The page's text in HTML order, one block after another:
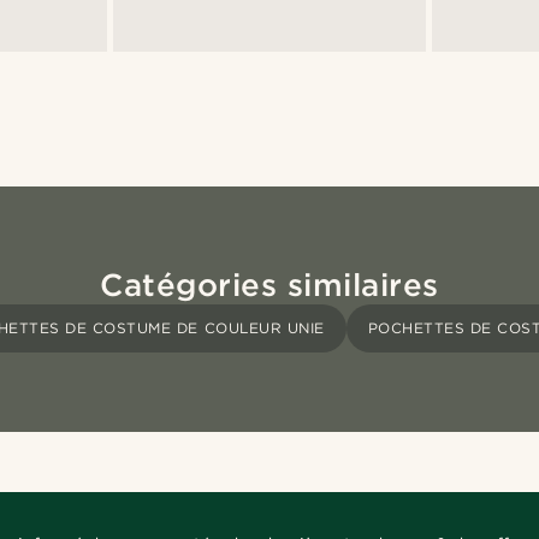
Catégories similaires
DE COSTUME DE COULEUR UNIE POCHETTES DE